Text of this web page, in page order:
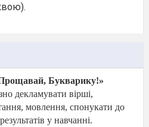
Букварику!»
декламувати вірші,
мовлення, спонукати до
у навчанні.